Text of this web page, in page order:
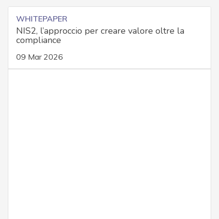
WHITEPAPER
NIS2, l’approccio per creare valore oltre la
compliance
09 Mar 2026